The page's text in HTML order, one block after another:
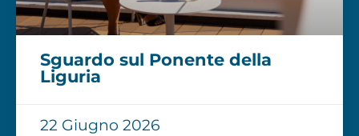
Sguardo sul Ponente della
Liguria
22 Giugno 2026